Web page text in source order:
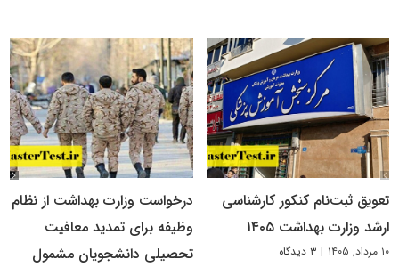
تعویق ثبت‌نام کنکور کارشناسی
ارشد وزارت بهداشت ۱۴۰۵
۱۰ مرداد, ۱۴۰۵ | ۳ دیدگاه
درخواست وزارت بهداشت از نظام
وظیفه برای تمدید معافیت
تحصیلی دانشجویان مشمول